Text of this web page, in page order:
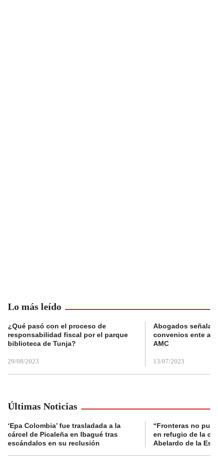
Lo más leído
¿Qué pasó con el proceso de
responsabilidad fiscal por el parque
biblioteca de Tunja?
29/08/2023
Abogados
convenios ente
AMC
13/07/2023
Últimas Noticias
‘Epa Colombia’ fue trasladada a la
cárcel de Picaleña en Ibagué tras
escándalos en su reclusión
“Fronteras no
en refugio de la
Abelardo de la